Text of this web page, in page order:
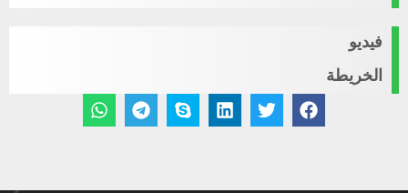
فيديو
الخريطة